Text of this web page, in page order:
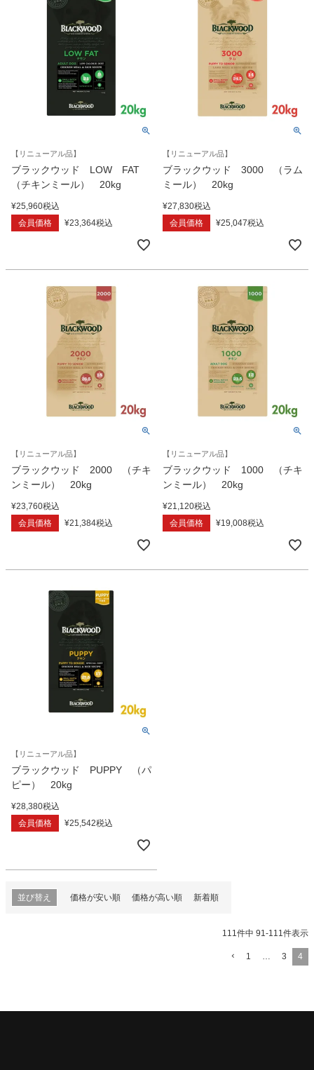
【リニューアル品】
ブラックウッド LOW FAT
（チキンミール） 20kg
¥25,960税込
会員価格
¥23,364税込
【リニューアル品】
ブラックウッド 3000 （ラム
ミール） 20kg
¥27,830税込
会員価格
¥25,047税込
【リニューアル品】
ブラックウッド 2000 （チキ
ンミール） 20kg
¥23,760税込
会員価格
¥21,384税込
【リニューアル品】
ブラックウッド 1000 （チキ
ンミール） 20kg
¥21,120税込
会員価格
¥19,008税込
【リニューアル品】
ブラックウッド PUPPY （パ
ピー） 20kg
¥28,380税込
会員価格
¥25,542税込
並び替え 価格が安い順 価格が高い順 新着順
111 件中 91 -111 件表示
1 3 4